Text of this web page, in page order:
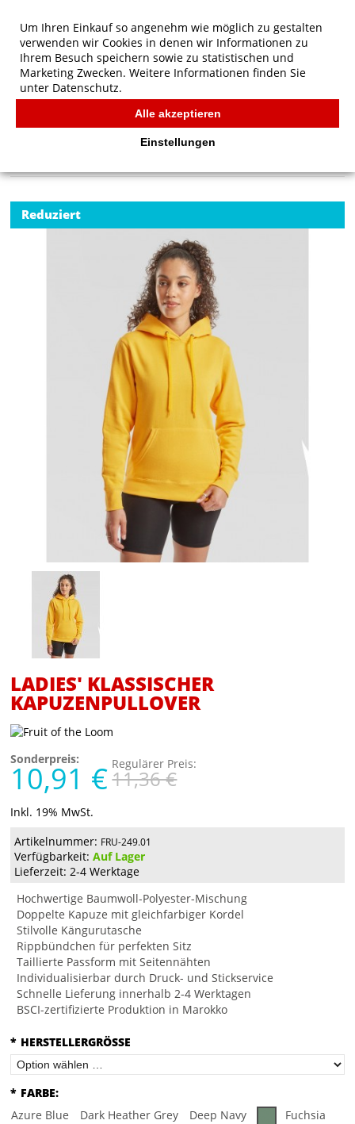
Ladies' Klassischer Kapuzenpullover
FRUIT OF THE LOOM
Reduziert
LADIES' KLASSISCHER
KAPUZENPULLOVER
Sonderpreis:
10,91 € Regulärer Preis:
11,36 €
Inkl. 19% MwSt.
Artikelnummer: FRU-249.01
Verfügbarkeit:Auf Lager
Lieferzeit: 2-4 Werktage
Hochwertige Baumwoll-Polyester-Mischung
Doppelte Kapuze mit gleichfarbiger Kordel
Stilvolle Kängurutasche
Rippbündchen für perfekten Sitz
Taillierte Passform mit Seitennähten
Individualisierbar durch Druck- und Stickservice
Schnelle Lieferung innerhalb 2-4 Werktagen
BSCI-zertifizierte Produktion in Marokko
* HERSTELLERGRÖSSE
* FARBE:
Azure Blue
Dark Heather Grey Deep Navy
Fuchsia
Um Ihren Einkauf so angenehm wie möglich zu gestalten
verwenden wir Cookies in denen wir Informationen zu
Ihrem Besuch speichern sowie zu statistischen und
Marketing Zwecken. Weitere Informationen finden Sie
unter Datenschutz.
Alle akzeptieren
Einstellungen